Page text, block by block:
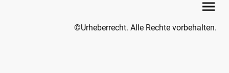
©Urheberrecht. Alle Rechte vorbehalten.